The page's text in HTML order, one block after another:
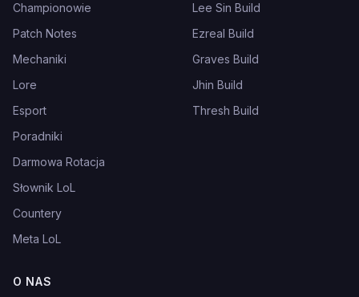
Championowie
Patch Notes
Mechaniki
Lore
Esport
Poradniki
Darmowa Rotacja
Słownik LoL
Countery
Meta LoL
Lee Sin Build
Ezreal Build
Graves Build
Jhin Build
Thresh Build
O NAS